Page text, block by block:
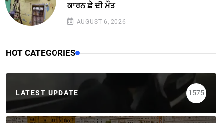
ਕਾਰਨ ਛੇ ਦੀ ਮੌਤ
AUGUST 6, 2026
HOT CATEGORIES
LATEST UPDATE 1575